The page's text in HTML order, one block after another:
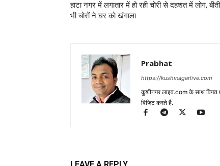
हाटा नगर में लगातार में हो रही चोरी से दहशत में लोग,
भी चोरों ने घर को खंगाला
Prabhat
https://kushinagarlive.com
कुशीनगर लाइव.com के साथ विगत
विजिट करते है.